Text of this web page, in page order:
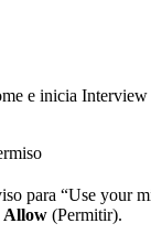
e inicia
para “Use your
Allow (Permitir).